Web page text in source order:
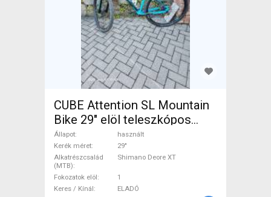
CUBE Attention SL Mountain
Bike 29" elöl teleszkópos
Shimano Deore XT használt
ELADÓ
Állapot
használt
Kerék méret
29"
Alkatrészcsalád
(MTB)
Shimano Deore XT
Fokozatok elöl
1
Keres / Kínál
ELADÓ